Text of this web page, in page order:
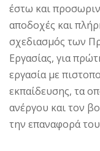
έστω και
αποδοχές και
σχεδιασμός των
Εργασίας, για
εργασία με
εκπαίδευσης, τα
ανέργου και τον
την επαναφορά